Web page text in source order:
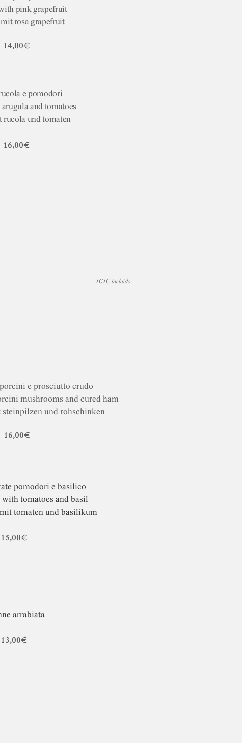
pink grapefruit
rosa grapefruit
14,00€
e pomodori
and tomatoes
rucola und tomaten
16,00€
IGIC incluido.
e prosciutto crudo
mushrooms and cured ham
und rohschinken
16,00€
pomodori e basilico
tomatoes and basil
tomaten und basilikum
15,00€
arrabiata
13,00€